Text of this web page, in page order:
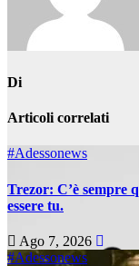
Di
Articoli correlati
#Adessonews
Trezor: C’è sempre
essere tu.
Ago 7, 2026
#Adessonews